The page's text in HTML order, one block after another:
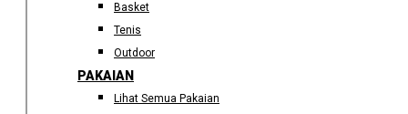
Basket
Tenis
Outdoor
PAKAIAN
Lihat Semua Pakaian